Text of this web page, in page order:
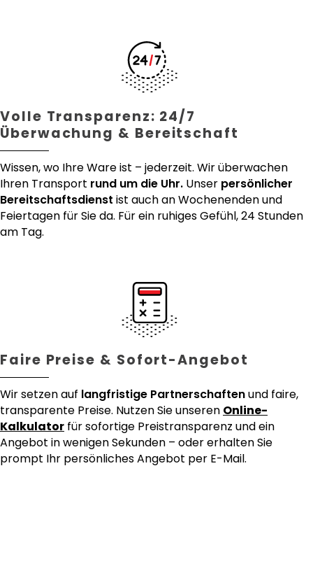
Volle Transparenz: 24/7
Überwachung & Bereitschaft
Wissen, wo Ihre Ware ist – jederzeit. Wir überwachen
Ihren Transport rund um die Uhr. Unser persönlicher
Bereitschaftsdienst ist auch an Wochenenden und
Feiertagen für Sie da. Für ein ruhiges Gefühl, 24 Stunden
am Tag.
Faire Preise & Sofort-Angebot
Wir setzen auf langfristige Partnerschaftenund faire,
transparente Preise. Nutzen Sie unseren Online-
Kalkulator für sofortige Preistransparenz und ein
Angebot in wenigen Sekunden – oder erhalten Sie
prompt Ihr persönliches Angebot per E-Mail.